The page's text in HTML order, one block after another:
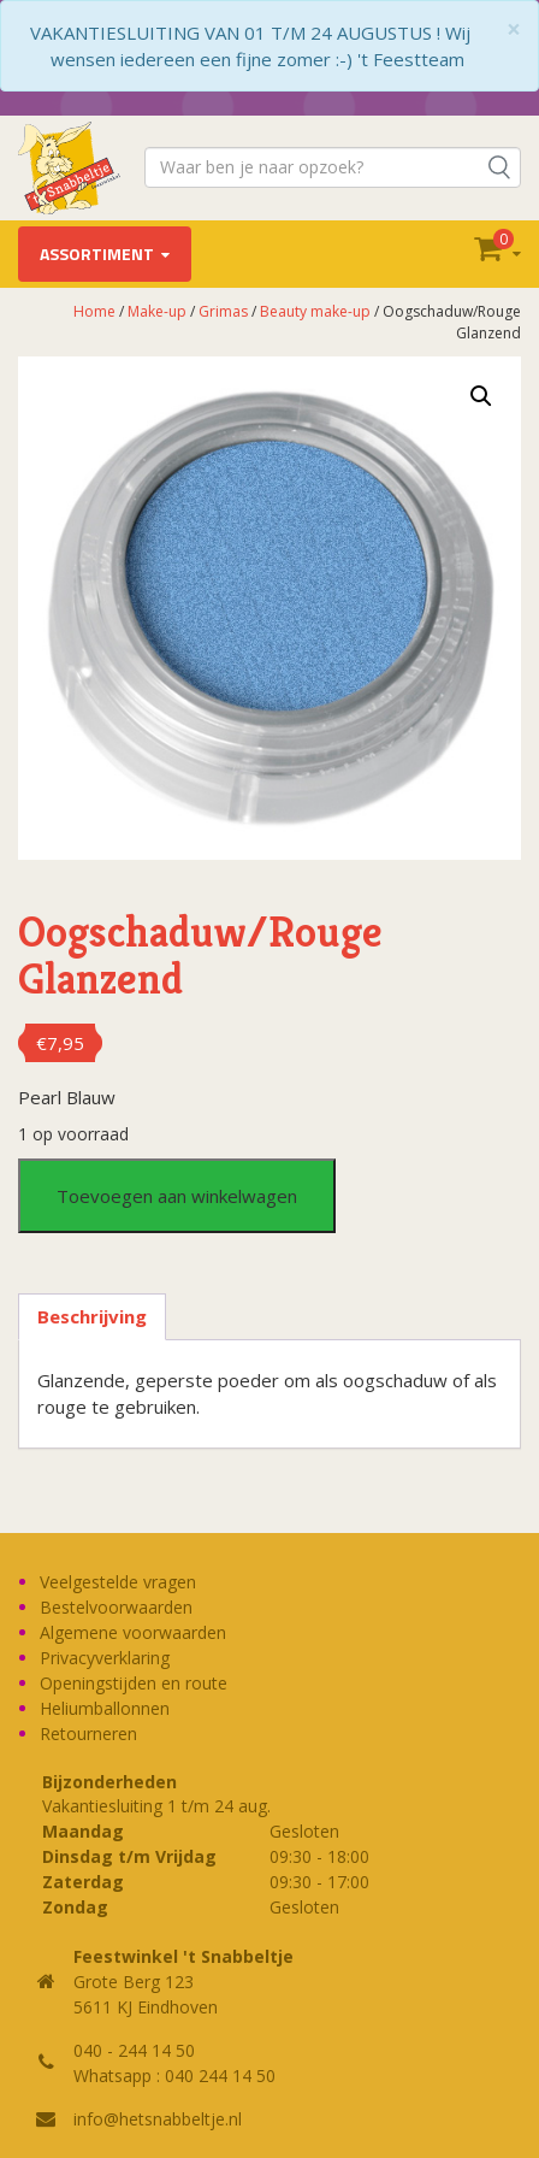
×
VAKANTIESLUITING VAN 01 T/M 24 AUGUSTUS ! Wij
wensen iedereen een fijne zomer :-) 't Feestteam
ASSORTIMENT
0
Home / Make-up / Grimas/ Beauty make-up / Oogschaduw/Rouge
Glanzend
Oogschaduw/Rouge
Glanzend
€7,95
Pearl Blauw
1 op voorraad
Glanzend
Toevoegen aan winkelwagen
Beschrijving
Glanzende, geperste poeder om als oogschaduw of als
rouge te gebruiken.
Veelgestelde vragen
Bestelvoorwaarden
Algemene voorwaarden
Privacyverklaring
Openingstijden en route
Heliumballonnen
Retourneren
Bijzonderheden
Vakantiesluiting 1 t/m 24 aug.
Maandag
Gesloten
Dinsdag t/m Vrijdag
09:30 - 18:00
Zaterdag
09:30 - 17:00
Zondag
Gesloten
Feestwinkel 't Snabbeltje
Grote Berg 123
5611 KJ Eindhoven
040 - 244 14 50
Whatsapp : 040 244 14 50
info@hetsnabbeltje.nl